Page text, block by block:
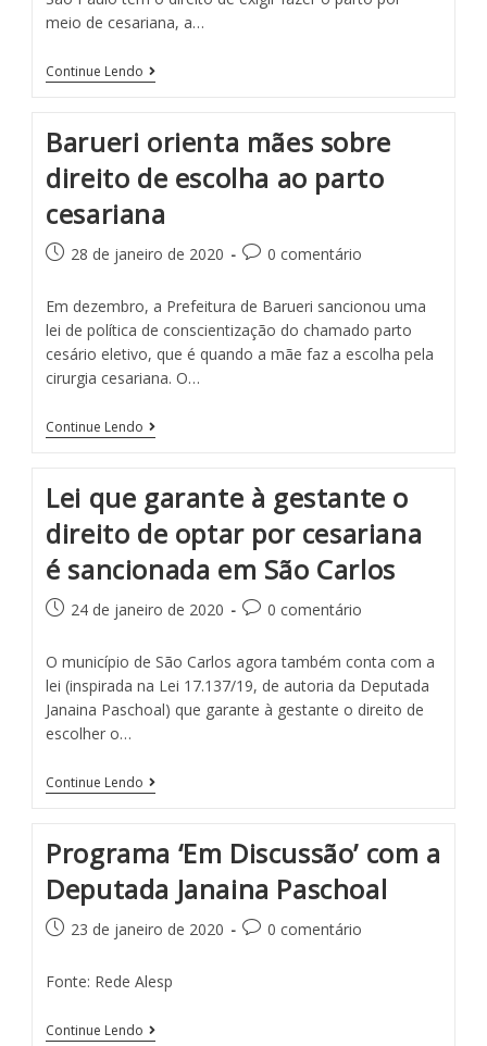
meio de cesa­riana, a…
Continue Lendo
Barueri orienta mães sobre
direito de escolha ao parto
cesariana
28 de janeiro de 2020 0 comentário
Em dezembro, a Prefeitura de Barueri sancionou uma
lei de política de conscientização do chamado parto
cesário eletivo, que é quando a mãe faz a escolha pela
cirurgia cesariana. O…
Continue Lendo
Lei que garante à gestante o
direito de optar por cesariana
é sancionada em São Carlos
24 de janeiro de 2020 0 comentário
O município de São Carlos agora também conta com a
lei (inspirada na Lei 17.137/19, de autoria da Deputada
Janaina Paschoal) que garante à gestante o direito de
escolher o…
Continue Lendo
Programa ‘Em Discussão’ com a
Deputada Janaina Paschoal
23 de janeiro de 2020 0 comentário
Fonte: Rede Alesp
Continue Lendo